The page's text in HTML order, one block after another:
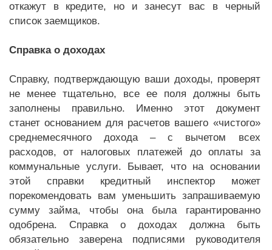
откажут в кредите, но и занесут вас в черный
список заемщиков.
Справка о доходах
Справку, подтверждающую ваши доходы, проверят
не менее тщательно, все ее поля должны быть
заполнены правильно. Именно этот документ
станет основанием для расчетов вашего «чистого»
среднемесячного дохода – с вычетом всех
расходов, от налоговых платежей до оплаты за
коммунальные услуги. Бывает, что на основании
этой справки кредитный инспектор может
порекомендовать вам уменьшить запрашиваемую
сумму займа, чтобы она была гарантированно
одобрена. Справка о доходах должна быть
обязательно заверена подписями руководителя